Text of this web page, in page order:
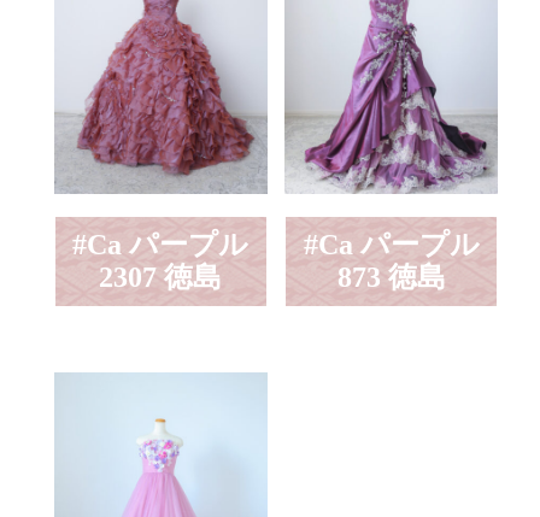
#Ca パープル
2307 徳島
#Ca パープル
873 徳島